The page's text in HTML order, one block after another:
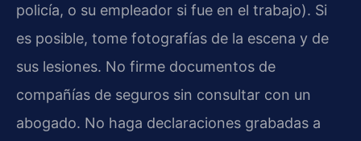
policía, o su empleador si fue en el trabajo). Si
es posible, tome fotografías de la escena y de
sus lesiones. No firme documentos de
compañías de seguros sin consultar con un
abogado. No haga declaraciones grabadas a